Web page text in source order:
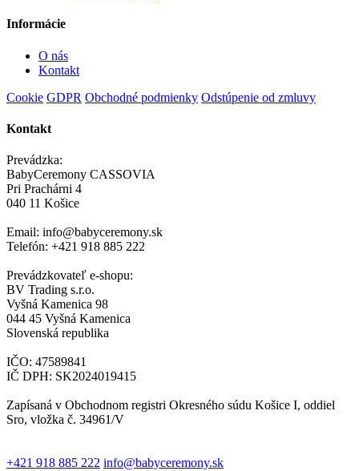
Informácie
O nás
Kontakt
Cookie GDPR Obchodné podmienky Odstúpenie od zmluvy
Kontakt
Prevádzka:
BabyCeremony CASSOVIA
Pri Prachárni 4
040 11 Košice
Email: info@babyceremony.sk
Telefón: +421 918 885 222
Prevádzkovateľ e-shopu:
BV Trading s.r.o.
Vyšná Kamenica 98
044 45 Vyšná Kamenica
Slovenská republika
IČO: 47589841
IČ DPH: SK2024019415
Zapísaná v Obchodnom registri Okresného súdu Košice I, oddiel
Sro, vložka č. 34961/V
+421 918 885 222 info@babyceremony.sk